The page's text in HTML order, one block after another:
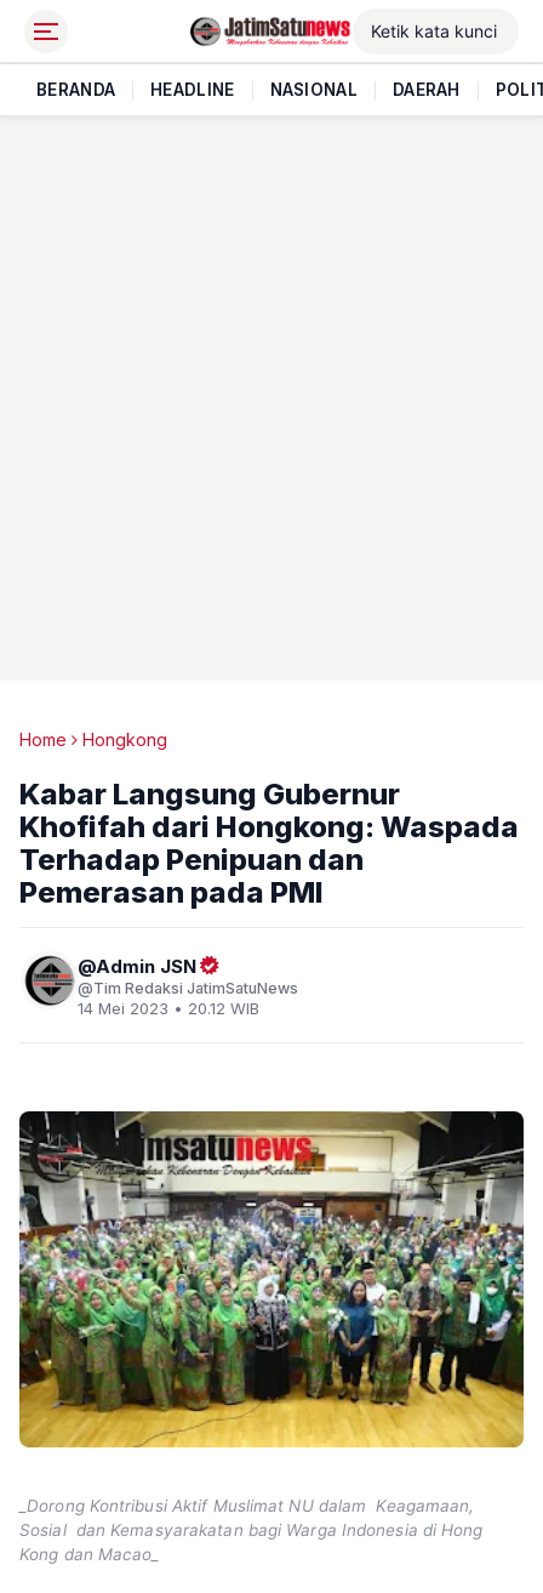
BERANDA HEADLINE NASIONAL DAERAH
Home Hongkong
Kabar Langsung Gubernur
Khofifah dari Hongkong: Waspada
Terhadap Penipuan dan
Pemerasan pada PMI
Admin JSN
Tim Redaksi JatimSatuNews
14 Mei 2023 • 20.12 WIB
_Dorong Kontribusi Aktif Muslimat NU dalam Keagamaan,
Sosial dan Kemasyarakatan bagi Warga Indonesia di Hong
Kong dan Macao_